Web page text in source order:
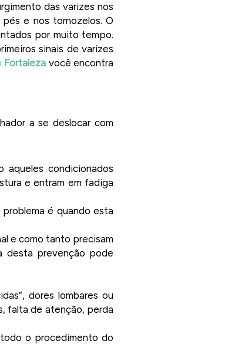
das varizes nos
e nos tornozelos. O
por muito tempo.
sinais de varizes
Fortaleza você encontra
a se deslocar com
condicionados
e entram em fadiga
é quando esta
e como tanto precisam
desta prevenção pode
dores lombares ou
falta de atenção, perda
o procedimento do